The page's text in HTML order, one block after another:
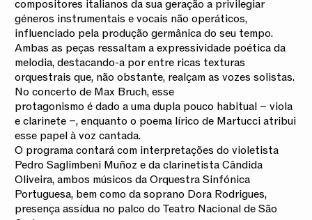
compositores italianos da sua geração a privilegiar
géneros instrumentais e vocais não operáticos,
influenciado pela produção germânica do seu tempo.
Ambas as peças ressaltam a expressividade poética da
melodia, destacando-a por entre ricas texturas
orquestrais que, não obstante, realçam as vozes solistas.
No concerto de Max Bruch, esse
protagonismo é dado a uma dupla pouco habitual – viola
e clarinete –, enquanto o poema lírico de Martucci atribui
esse papel à voz cantada.
O programa contará com interpretações do violetista
Pedro Saglimbeni Muñoz e da clarinetista Cândida
Oliveira, ambos músicos da Orquestra Sinfónica
Portuguesa, bem como da soprano Dora Rodrigues,
presença assídua no palco do Teatro Nacional de São